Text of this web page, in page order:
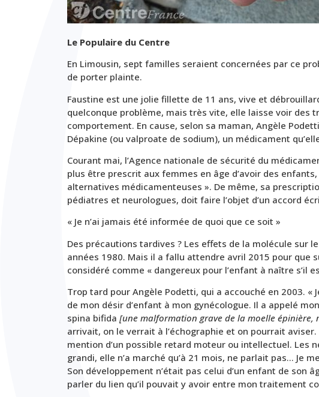
Le Populaire du Centre
En Limousin, sept familles seraient concernées par ce
de porter plainte.
Faustine est une jolie fillette de 11 ans, vive et
quelconque problème, mais très vite, elle laisse voir des
comportement. En cause, selon sa maman, Angèle
Dépakine (ou valproate de sodium), un médicament
Courant mai, l’Agence nationale de sécurité du
plus être prescrit aux femmes en âge d’avoir des
alternatives médicamenteuses ». De même, sa
pédiatres et neurologues, doit faire l’objet d’un accord
« Je n’ai jamais été informée de quoi que ce soit »
Des précautions tardives ? Les effets de la molécule sur
années 1980. Mais il a fallu attendre avril 2015 pour que
considéré comme « dangereux pour l’enfant à naître s’il
Trop tard pour Angèle Podetti, qui a accouché en 2003. «
de mon désir d’enfant à mon gynécologue. Il a appelé
spina bifida [une malformation grave de la moelle épinière,
arrivait, on le verrait à l’échographie et on pourrait
mention d’un possible retard moteur ou intellectuel. Les
grandi, elle n’a marché qu’à 21 mois, ne parlait pas… Je
Son développement n’était pas celui d’un enfant de son
parler du lien qu’il pouvait y avoir entre mon traitement